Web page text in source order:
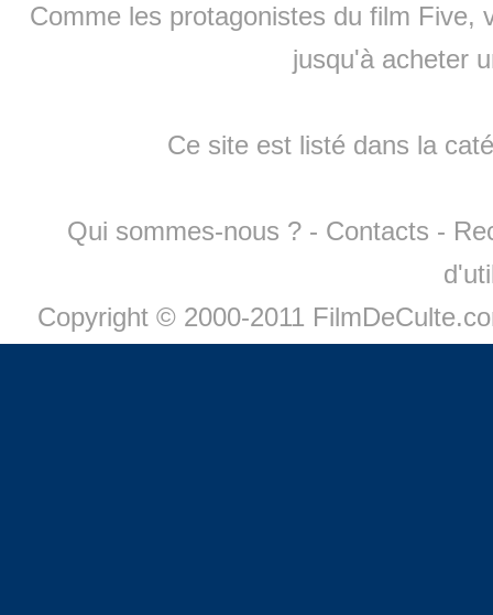
Comme les protagonistes du film Five,
jusqu'à acheter
Ce site est listé dans la
Qui sommes-nous ? - Contacts -
Copyright © 2000-2011